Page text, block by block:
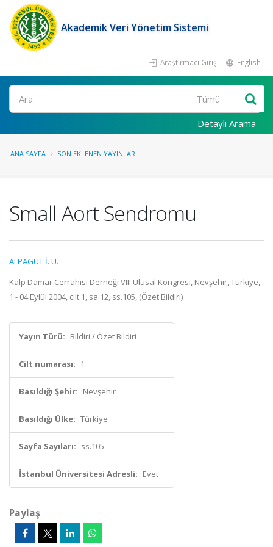
Akademik Veri Yönetim Sistemi
Araştırmacı Girişi English
Ara
Detaylı Arama
ANA SAYFA SON EKLENEN YAYINLAR
Small Aort Sendromu
ALPAGUT İ. U.
Kalp Damar Cerrahisi Derneği VIII.Ulusal Kongresi, Nevşehir, Türkiye,
1 - 04 Eylül 2004, cilt.1, sa.12, ss.105, (Özet Bildiri)
Yayın Türü: Bildiri / Özet Bildiri
Cilt numarası: 1
Basıldığı Şehir: Nevşehir
Basıldığı Ülke: Türkiye
Sayfa Sayıları: ss.105
İstanbul Üniversitesi Adresli: Evet
Paylaş